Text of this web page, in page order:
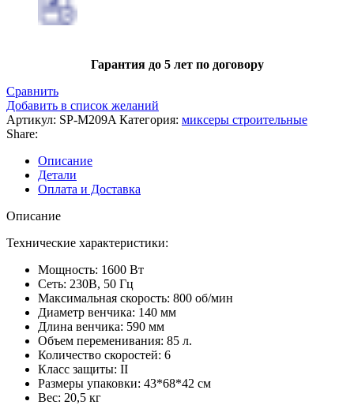
Гарантия до 5 лет по договору
Сравнить
Добавить в список желаний
Артикул: SP-M209A Категория: миксеры строительные
Share:
Описание
Детали
Оплата и Доставка
Описание
Технические характеристики:
Мощность: 1600 Вт
Сеть: 230В, 50 Гц
Максимальная скорость: 800 об/мин
Диаметр венчика: 140 мм
Длина венчика: 590 мм
Объем переменивания: 85 л.
Количество скоростей: 6
Класс защиты: II
Размеры упаковки: 43*68*42 см
Вес: 20,5 кг